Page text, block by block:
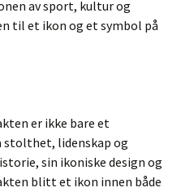
av sport, kultur og
til et ikon og et symbol på
er ikke bare et
stolthet, lidenskap og
sin ikoniske design og
blitt et ikon innen både